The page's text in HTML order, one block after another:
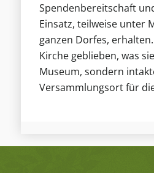
Spendenbereitschaft
Einsatz, teilweise unter
ganzen Dorfes,
Kirche geblieben, was
Museum, sondern
Versammlungsort für